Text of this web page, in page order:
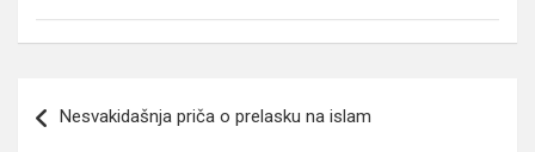
članaka
Nesvakidašnja priča o prelasku na islam